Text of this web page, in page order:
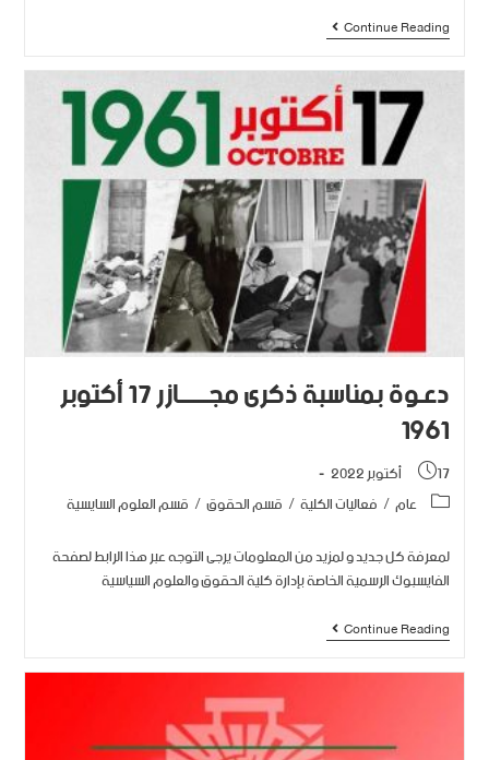
Continue Reading
دعـوة بمناسبة ذكرى مجــــــازر 17 أكتوبر
1961
17 أكتوبر 2022
عام/ فعاليات الكلية/ قسم الحقوق/ قسم العلوم السايسية
لمعرفة كل جديد و لمزيد من المعلومات يرجى التوجه عبر هذا الرابط لصفحة
الفايسبوك الرسمية الخاصة بإدارة كلية الحقوق والعلوم السياسية
Continue Reading